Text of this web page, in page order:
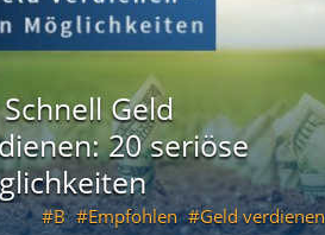
Geld
20 seriöse
B Empfohlen Geld verdienen